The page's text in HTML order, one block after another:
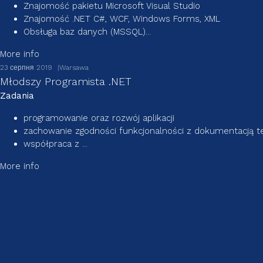
Znajomość pakietu Microsoft Visual Studio
Znajomość .NET C#, WCF, Windows Forms, XML
Obsługa baz danych (MSSQL)...
More info
Młodszy Programista .NET
23 серпня 2019 Warsawa
Zadania
programowanie oraz rozwój aplikacji
zachowanie zgodności funkcjonalności z dokumentacją
współpraca z ...
More info